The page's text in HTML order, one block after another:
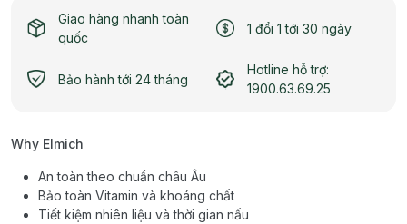
Giao hàng nhanh toàn
quốc
1 đổi 1 tới 30 ngày
Bảo hành tới 24 tháng
Hotline hỗ trợ:
1900.63.69.25
Why Elmich
An toàn theo chuẩn châu Âu
Bảo toàn Vitamin và khoáng chất
Tiết kiệm nhiên liệu và thời gian nấu